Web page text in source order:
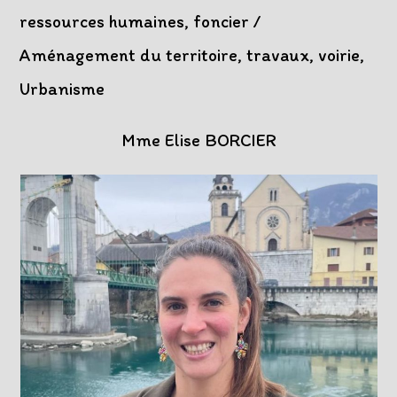
ressources humaines, foncier /
Aménagement du territoire, travaux, voirie,
Urbanisme
Mme Elise BORCIER